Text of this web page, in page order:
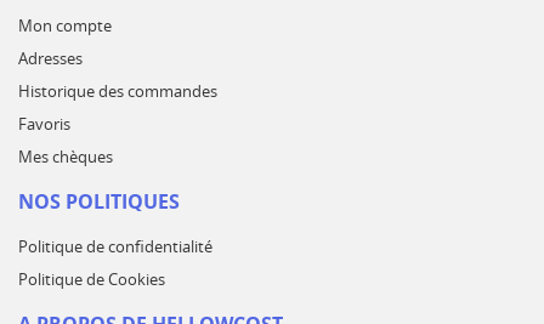
Mon compte
Adresses
Historique des commandes
Favoris
Mes chèques
NOS POLITIQUES
Politique de confidentialité
Politique de Cookies